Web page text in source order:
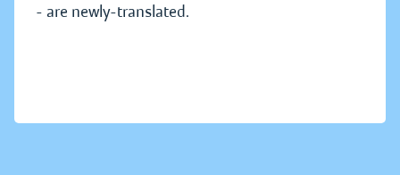
- are newly-translated.